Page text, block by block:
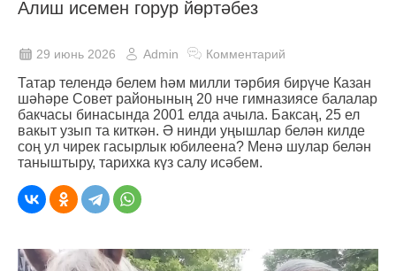
Алиш исемен горур йөртәбез
29 июнь 2026 Admin Комментарий
Татар телендә белем һәм милли тәрбия бирүче Казан
шәһәре Совет районының 20 нче гимназиясе балалар
бакчасы бинасында 2001 елда ачыла. Баксаң, 25 ел
вакыт узып та киткән. Ә нинди уңышлар белән килде
соң ул чирек гасырлык юбилеена? Менә шулар белән
таныштыру, тарихка күз салу исәбем.